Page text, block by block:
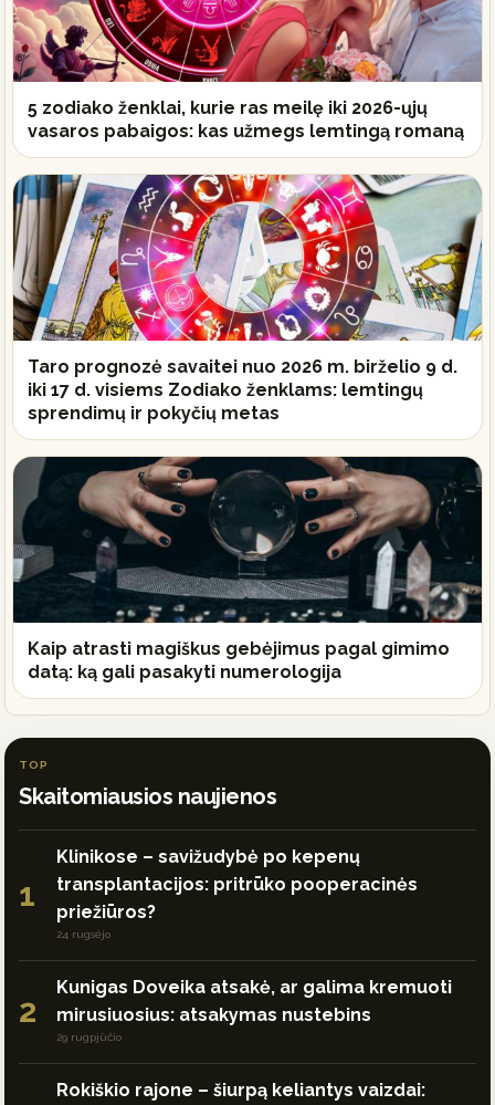
5 zodiako ženklai, kurie ras meilę iki 2026-ųjų
vasaros pabaigos: kas užmegs lemtingą romaną
Taro prognozė savaitei nuo 2026 m. birželio 9 d.
iki 17 d. visiems Zodiako ženklams: lemtingų
sprendimų ir pokyčių metas
Kaip atrasti magiškus gebėjimus pagal gimimo
datą: ką gali pasakyti numerologija
TOP
Skaitomiausios naujienos
1
Klinikose – savižudybė po kepenų
transplantacijos: pritrūko pooperacinės
priežiūros?
24 rugsėjo
2
Kunigas Doveika atsakė, ar galima kremuoti
mirusiuosius: atsakymas nustebins
29 rugpjūčio
Rokiškio rajone – šiurpą keliantys vaizdai: